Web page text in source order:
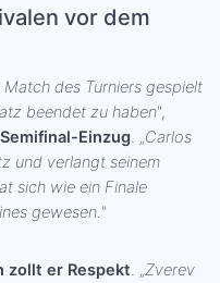
vor dem
des Turniers gespielt
beendet zu haben",
Einzug. „Carlos
und verlangt seinem
sich wie ein Finale
gewesen."
zollt er Respekt. „Zverev